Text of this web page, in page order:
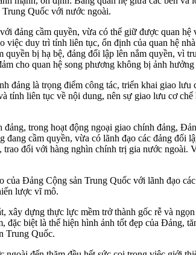
Quốc với nước ngoài.
đảng cầm quyền, vừa có thể giữ được quan
việc duy trì tính liên tục, ổn định của quan hệ
bị hạ bệ, đảng đối lập lên nắm quyền, vì
cho quan hệ song phương không bị ảnh
đảng là trọng điểm công tác, triển khai giao
liên tục về nội dung, nên sự giao lưu cơ
trong hoạt động ngoại giao chính đảng,
cầm quyền, vừa có lãnh đạo các đảng
đổi với hàng nghìn chính trị gia nước ngoài.
Đảng Cộng sản Trung Quốc với lãnh đạo
lược vĩ mô.
xây dựng thực lực mềm trở thành gốc rễ và
biệt là thể hiện hình ảnh tốt đẹp của Đảng,
Trung Quốc.